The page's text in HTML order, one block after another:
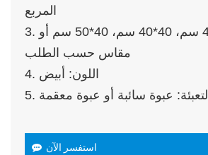
المربع
30*40 سم، 40*40 سم، 40*50 سم أو
مقاس حسب الطلب
4. اللون: أبيض
5. التعبئة: عبوة سائبة أو عبوة معقمة
استفسر الآن